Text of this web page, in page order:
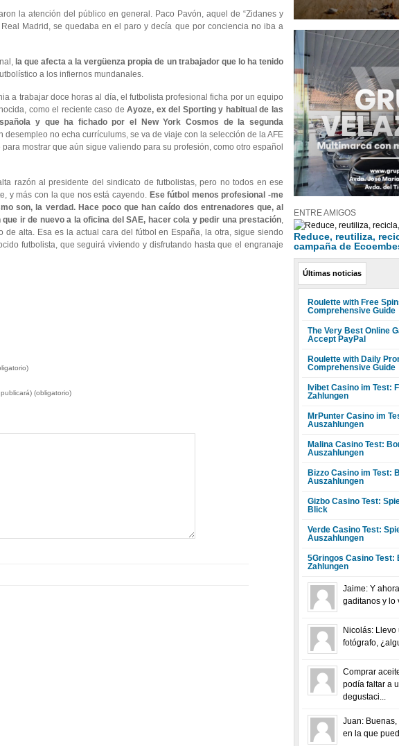
la atención del público en general. Paco Pavón, aquel de “Zidanes y
Madrid, se quedaba en el paro y decía que por conciencia no iba a
la que afecta a la vergüenza propia de un trabajador que lo ha tenido
a los infiernos mundanales.
a trabajar doce horas al día, el futbolista profesional ficha por un equipo
como el reciente caso deAyoze, ex del Sporting y habitual de las
y que ha fichado por el New York Cosmos de la segunda
desempleo no echa currículums, se va de viaje con la selección de la AFE
mostrar que aún sigue valiendo para su profesión, como otro español
razón al presidente del sindicato de futbolistas, pero no todos en ese
y más con la que nos está cayendo. Ese fútbol menos profesional -me
son, la verdad. Hace poco que han caído dos entrenadores que, al
ir de nuevo a la oficina del SAE, hacer cola y pedir una prestación,
de alta. Esa es la actual cara del fútbol en España, la otra, sigue siendo
futbolista, que seguirá viviendo y disfrutando hasta que el engranaje
(obligatorio)
ENTRE AMIGOS
Reduce, reutiliza,
campaña de
Últimas noticias
Roulette with Free
Comprehensive Guide
The Very Best Online
Accept PayPal
Roulette with Daily
Comprehensive Guide
Ivibet Casino im Test:
Zahlungen
MrPunter Casino im
Auszahlungen
Malina Casino Test:
Auszahlungen
Bizzo Casino im Test:
Auszahlungen
Gizbo Casino Test:
Blick
Verde Casino Test:
Auszahlungen
5Gringos Casino Test:
Zahlungen
Jaime: Y
gaditanos y lo
Nicolás: Llevo
fotógrafo,
Comprar
podía faltar a
degustaci...
Juan:
en la que